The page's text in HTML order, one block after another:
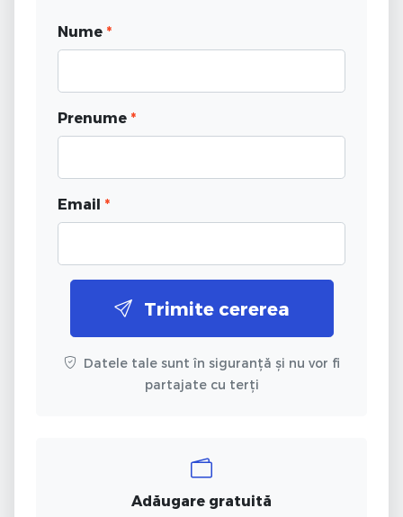
Nume *
Prenume *
Email *
Trimite cererea
Datele tale sunt în siguranță și nu vor fi
partajate cu terți
Adăugare gratuită